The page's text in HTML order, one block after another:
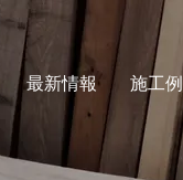
最新情報 施工例